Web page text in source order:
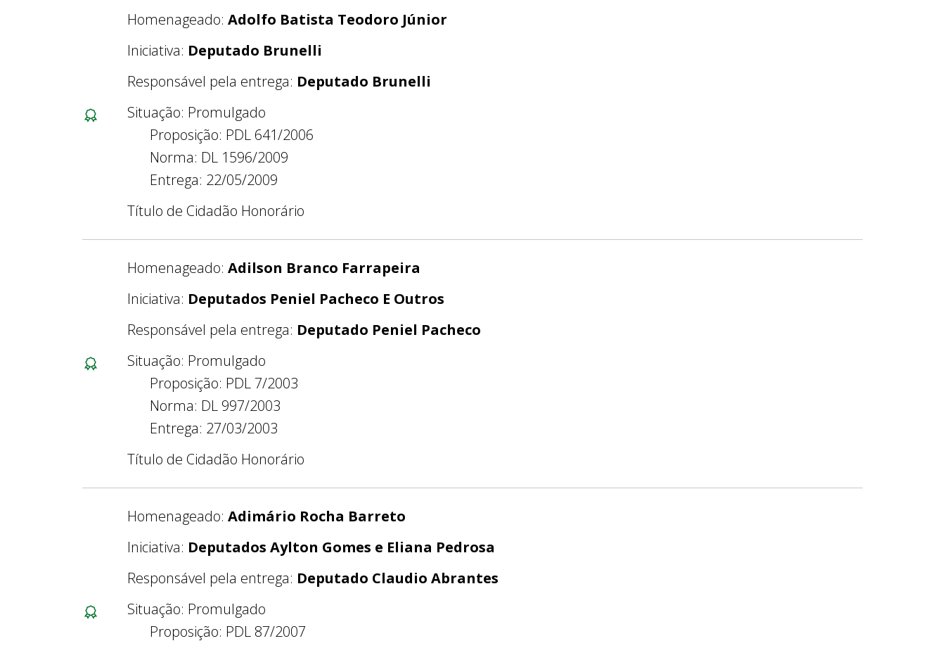
Homenageado: Adolfo Batista Teodoro Júnior
Iniciativa: Deputado Brunelli
Responsável pela entrega: Deputado Brunelli
Situação: Promulgado
Proposição: PDL 641/2006
Norma: DL 1596/2009
Entrega: 22/05/2009
Título de Cidadão Honorário
Homenageado: Adilson Branco Farrapeira
Iniciativa: Deputados Peniel Pacheco E Outros
Responsável pela entrega: Deputado Peniel Pacheco
Situação: Promulgado
Proposição: PDL 7/2003
Norma: DL 997/2003
Entrega: 27/03/2003
Título de Cidadão Honorário
Homenageado: Adimário Rocha Barreto
Iniciativa: Deputados Aylton Gomes e Eliana Pedrosa
Responsável pela entrega: Deputado Claudio Abrantes
Situação: Promulgado
Proposição: PDL 87/2007